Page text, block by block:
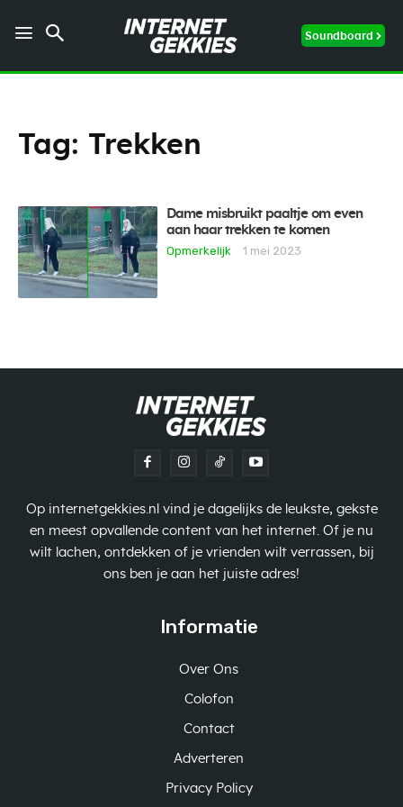
Soundboard
Tag: Trekken
Dame misbruikt paaltje om even
aan haar trekken te komen
Opmerkelijk
1 mei 2023
Op internetgekkies.nl vind je dagelijks de leukste, gekste
en meest opvallende content van het internet. Of je nu
wilt lachen, ontdekken of je vrienden wilt verrassen, bij
ons ben je aan het juiste adres!
Informatie
Over Ons
Colofon
Contact
Adverteren
Privacy Policy